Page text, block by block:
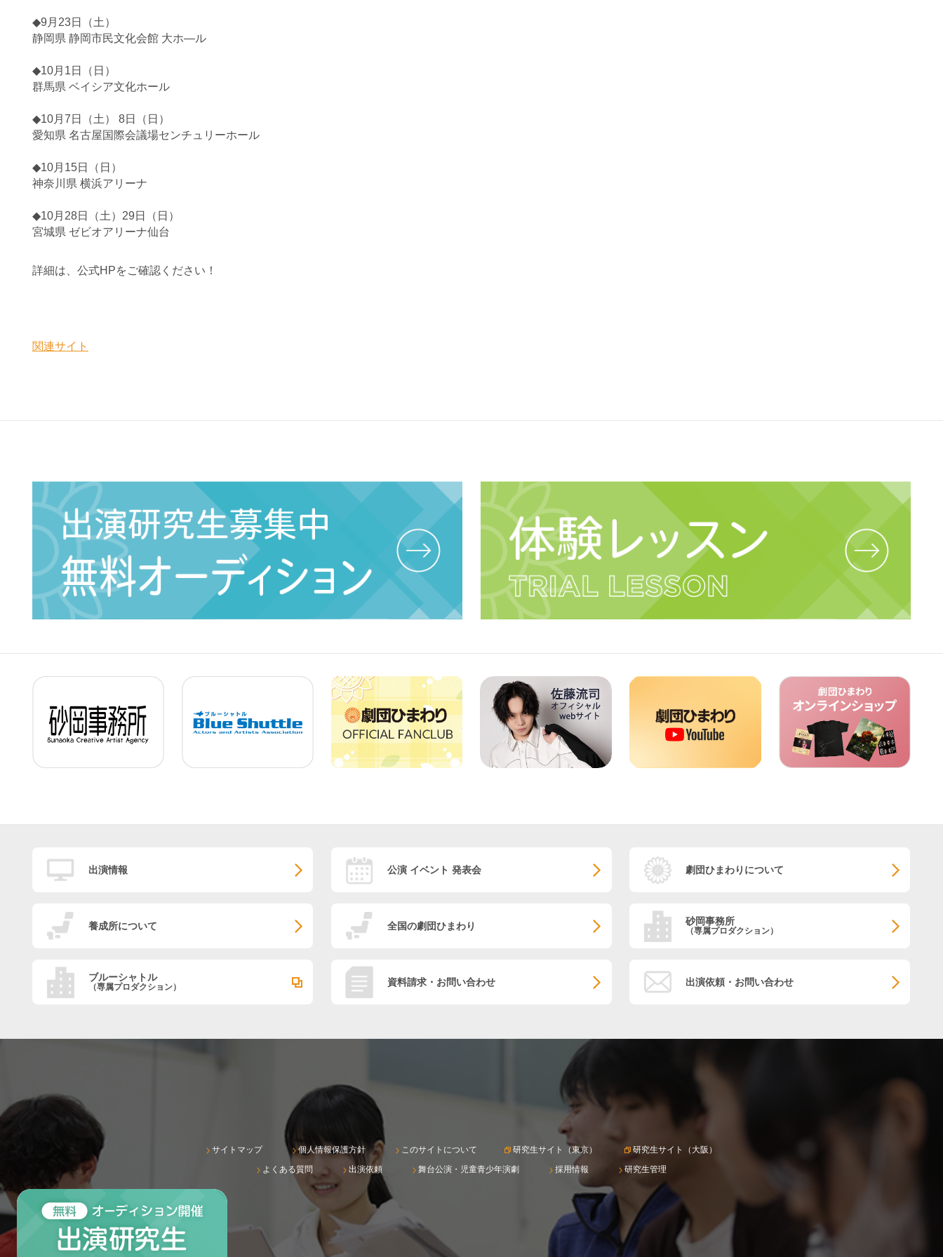
◆9月23日（土）
静岡県 静岡市民文化会館 大ホ―ル
◆10月1日（日）
群馬県 ベイシア文化ホール
◆10月7日（土） 8日（日）
愛知県 名古屋国際会議場センチュリーホール
◆10月15日（日）
神奈川県 横浜アリーナ
◆10月28日（土）29日（日）
宮城県 ゼビオアリーナ仙台
詳細は、公式HPをご確認ください！
関連サイト
出演情報 公演 イベント 発表会 劇団ひまわりについて
養成所について 全国の劇団ひまわり 砂岡事務所
（専属プロダクション）
ブルーシャトル
（専属プロダクション） 資料請求・お問い合わせ 出演依頼・お問い合わせ
サイトマップ 個人情報保護方針 このサイトについて 研究生サイト（東京）
研究生サイト（大阪）
よくある質問
出演依頼 舞台公演・児童青少年演劇 採用情報 研究生管理